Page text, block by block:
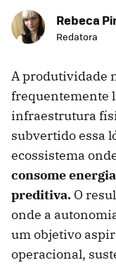
Rebeca
Redatora
A produtividade
frequentemente
infraestrutura
subvertido essa
ecossistema
consome
preditiva. O
onde a
um objetivo
operacional,